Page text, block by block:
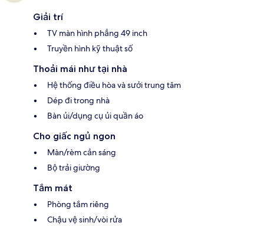
Giải trí
TV màn hình phẳng 49 inch
Truyền hình kỹ thuật số
Thoải mái như tại nhà
Hệ thống điều hòa và sưởi trung tâm
Dép đi trong nhà
Bàn ủi/dụng cụ ủi quần áo
Cho giấc ngủ ngon
Màn/rèm cản sáng
Bộ trải giường
Tắm mát
Phòng tắm riêng
Chậu vệ sinh/vòi rửa